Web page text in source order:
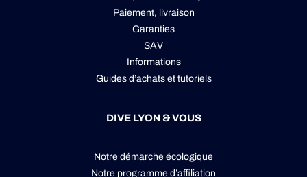
Paiement, livraison
Garanties
SAV
Informations
Guides d’achats et tutoriels
DIVE LYON & VOUS
Notre démarche écologique
Notre programme d’affiliation